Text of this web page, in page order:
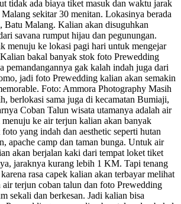
tidak ada biaya tiket masuk dan waktu jarak
sekitar 30 menitan. Lokasinya berada
Batu Malang. Kalian akan disuguhkan
savana rumput hijau dan pegunungan.
menuju ke lokasi pagi hari untuk mengejar
bakal banyak stok foto Prewedding
pemandangannya gak kalah indah juga dari
jadi foto Prewedding kalian akan semakin
Foto: Ammora Photography Masih
berlokasi sama juga di kecamatan Bumiaji,
Coban Talun wisata utamanya adalah air
ke air terjun kalian akan banyak
yang indah dan aesthetic seperti hutan
apache camp dan taman bunga. Untuk air
akan berjalan kaki dari tempat loket tiket
jaraknya kurang lebih 1 KM. Tapi tenang
rasa capek kalian akan terbayar melihat
air terjun coban talun dan foto Prewedding
sekali dan berkesan. Jadi kalian bisa